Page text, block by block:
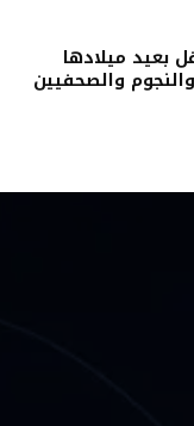
بعيد ميلادها
والصحفيين